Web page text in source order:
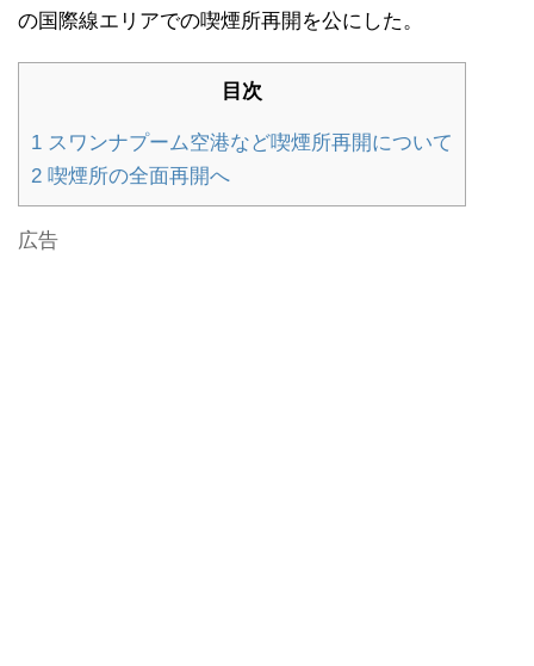
の国際線エリアでの喫煙所再開を公にした。
目次
1 スワンナプーム空港など喫煙所再開について
2 喫煙所の全面再開へ
広告